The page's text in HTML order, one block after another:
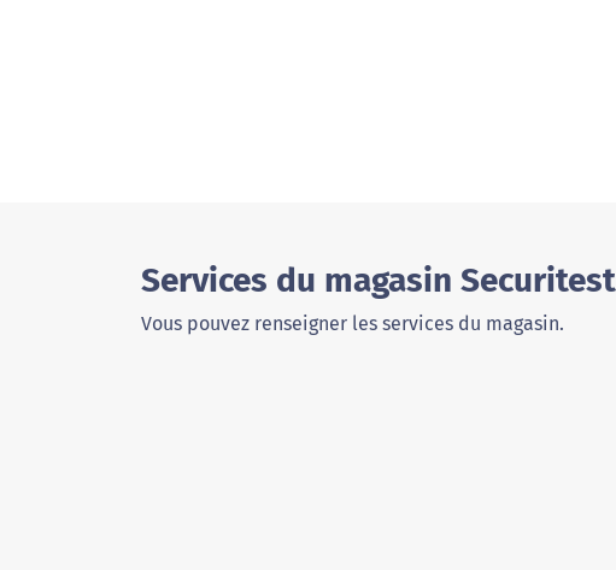
Services du magasin
Vous pouvez renseigner les services du magasin.